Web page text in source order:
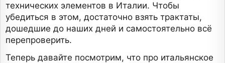
технических элементов в Италии. Чтобы
убедиться в этом, достаточно взять трактаты,
дошедшие до наших дней и самостоятельно всё
перепроверить.
Теперь давайте посмотрим, что про итальянское